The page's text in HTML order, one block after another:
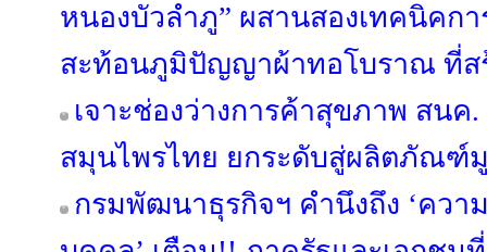
หนองบัวลำภู” ผสานสองเทคนิคก
สะท้อนภูมิปัญญาผ้าทอโบราณ ที่ส
เจาะช่องว่างการค้าสุขภาพ สน
สมุนไพรไทย ยกระดับสู่ผลิตภัณฑ์
กรมพัฒนาธุรกิจฯ คำนึงถึง ‘คว